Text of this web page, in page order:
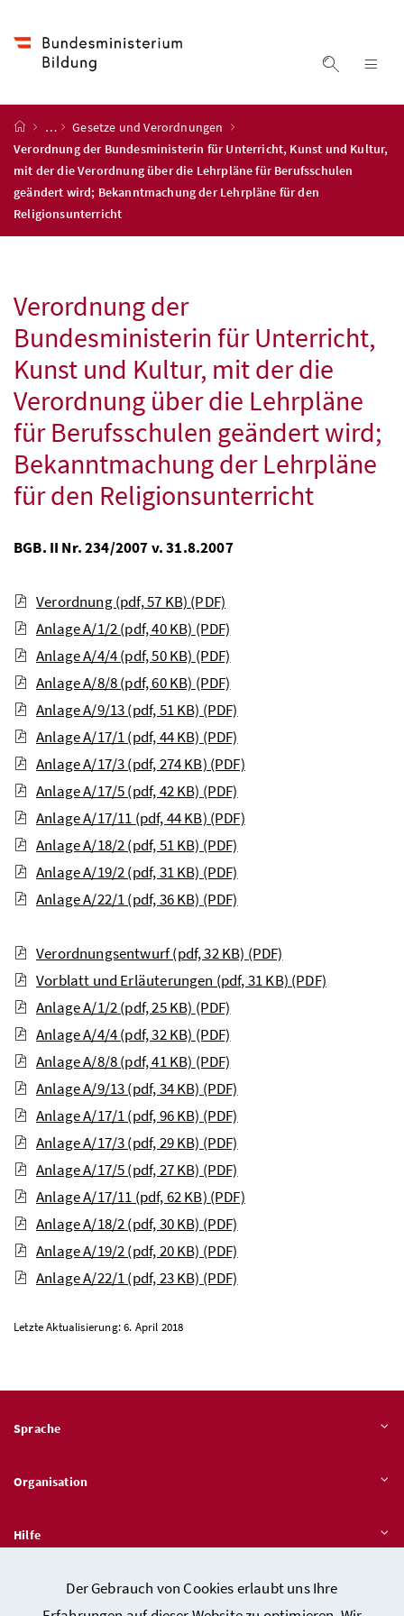
Der Gebrauch von Cookies erlaubt uns Ihre
Suche
Startseite
…
Gesetze und Verordnungen
Verordnung der Bundesministerin für Unterricht, Kunst und Kultur,
mit der die Verordnung über die Lehrpläne für Berufsschulen
geändert wird; Bekanntmachung der Lehrpläne für den
Religionsunterricht
Verordnung der
Bundesministerin für Unterricht,
Kunst und Kultur, mit der die
Verordnung über die Lehrpläne
für Berufsschulen geändert wird;
Bekanntmachung der Lehrpläne
für den Religionsunterricht
BGB. II Nr. 234/2007 v. 31.8.2007
Verordnung (pdf, 57 KB) (PDF)
Anlage A/1/2 (pdf, 40 KB) (PDF)
Anlage A/4/4 (pdf, 50 KB) (PDF)
Anlage A/8/8 (pdf, 60 KB) (PDF)
Anlage A/9/13 (pdf, 51 KB) (PDF)
Anlage A/17/1 (pdf, 44 KB) (PDF)
Anlage A/17/3 (pdf, 274 KB) (PDF)
Anlage A/17/5 (pdf, 42 KB) (PDF)
Anlage A/17/11 (pdf, 44 KB) (PDF)
Anlage A/18/2 (pdf, 51 KB) (PDF)
Anlage A/19/2 (pdf, 31 KB) (PDF)
Anlage A/22/1 (pdf, 36 KB) (PDF)
Verordnungsentwurf (pdf, 32 KB) (PDF)
Vorblatt und Erläuterungen (pdf, 31 KB) (PDF)
Anlage A/1/2 (pdf, 25 KB) (PDF)
Anlage A/4/4 (pdf, 32 KB) (PDF)
Anlage A/8/8 (pdf, 41 KB) (PDF)
Anlage A/9/13 (pdf, 34 KB) (PDF)
Anlage A/17/1 (pdf, 96 KB) (PDF)
Anlage A/17/3 (pdf, 29 KB) (PDF)
Anlage A/17/5 (pdf, 27 KB) (PDF)
Anlage A/17/11 (pdf, 62 KB) (PDF)
Anlage A/18/2 (pdf, 30 KB) (PDF)
Anlage A/19/2 (pdf, 20 KB) (PDF)
Anlage A/22/1 (pdf, 23 KB) (PDF)
Letzte Aktualisierung: 6. April 2018
Sprache
Organisation
Hilfe
Quicklinks